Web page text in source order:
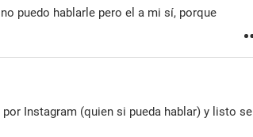
puedo hablarle pero el a mi sí, porque
Instagram (quien si pueda hablar) y listo se